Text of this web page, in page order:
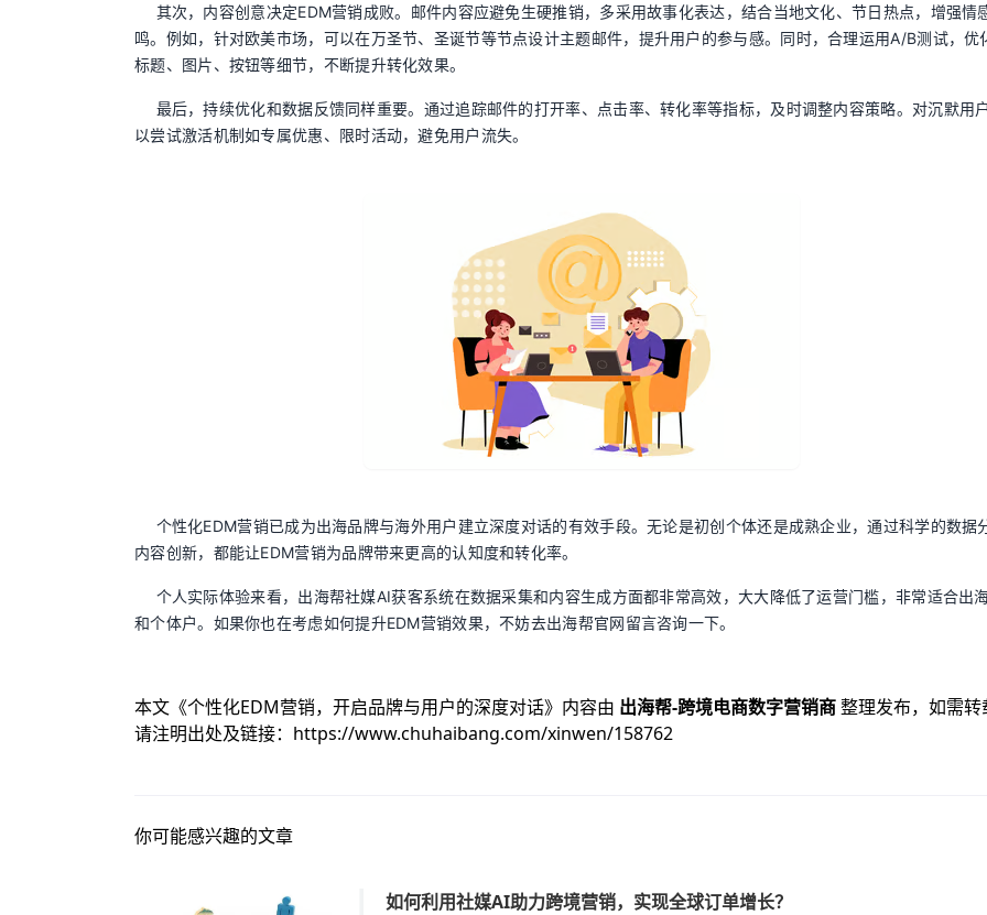
其次，内容创意决定EDM营销成败。邮件内容应避免生硬推销，多采用故事化表达，结合当地文化、节日热点，增强情
鸣。例如，针对欧美市场，可以在万圣节、圣诞节等节点设计主题邮件，提升用户的参与感。同时，合理运用A/B测试，优
标题、图片、按钮等细节，不断提升转化效果。
最后，持续优化和数据反馈同样重要。通过追踪邮件的打开率、点击率、转化率等指标，及时调整内容策略。对沉默用
以尝试激活机制如专属优惠、限时活动，避免用户流失。
个性化EDM营销已成为出海品牌与海外用户建立深度对话的有效手段。无论是初创个体还是成熟企业，通过科学的数据
内容创新，都能让EDM营销为品牌带来更高的认知度和转化率。
个人实际体验来看，出海帮社媒AI获客系统在数据采集和内容生成方面都非常高效，大大降低了运营门槛，非常适合出
和个体户。如果你也在考虑如何提升EDM营销效果，不妨去出海帮官网留言咨询一下。
本文《个性化EDM营销，开启品牌与用户的深度对话》内容由 出海帮-跨境电商数字营销商整理发布，如需转
请注明出处及链接： https://www.chuhaibang.com/xinwen/158762
你可能感兴趣的文章
如何利用社媒AI助力跨境营销，实现全球订单增长？